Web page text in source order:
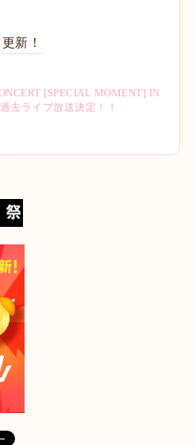
新！
[SPECIAL MOMENT] IN
去ライブ放送決定！！